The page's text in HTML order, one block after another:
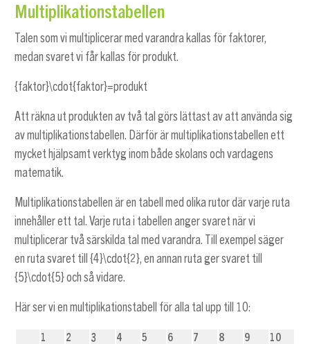
Multiplikationstabellen
Talen som vi multiplicerar med varandra kallas för faktorer,
medan svaret vi får kallas för produkt.
{faktor}\cdot{faktor}=produkt
Att räkna ut produkten av två tal görs lättast av att använda sig
av multiplikationstabellen. Därför är multiplikationstabellen ett
mycket hjälpsamt verktyg inom både skolans och vardagens
matematik.
Multiplikationstabellen är en tabell med olika rutor där varje ruta
innehåller ett tal. Varje ruta i tabellen anger svaret när vi
multiplicerar två särskilda tal med varandra. Till exempel säger
en ruta svaret till {4}\cdot{2}, en annan ruta ger svaret till
{5}\cdot{5}och så vidare.
Här ser vi en multiplikationstabell för alla tal upp till 10:
1 2 3 4 5 6 7 8 9
10